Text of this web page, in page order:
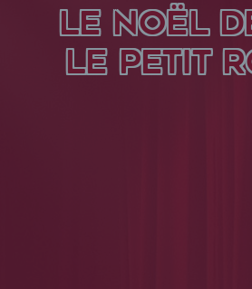
LE NOËL
LE PETIT